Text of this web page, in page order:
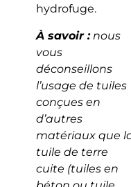
hydrofuge.
À savoir :nous
vous
déconseillons
l’usage de tuiles
conçues en
d’autres
matériaux que
tuile de terre
cuite (tuiles en